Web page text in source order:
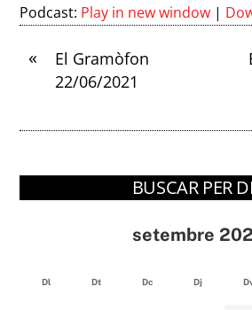
Podcast: Play in new window |
«
El Gramòfon
22/06/2021
BUSCAR PER
setembre
Dl Dt Dc Dj